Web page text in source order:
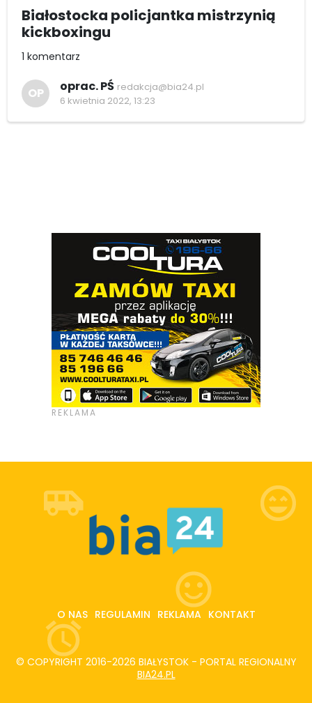
Białostocka policjantka mistrzynią
kickboxingu
1 komentarz
OP oprac. PŚ redakcja@bia24.pl
6 kwietnia 2022, 13:23
O NAS REGULAMIN REKLAMA KONTAKT
© COPYRIGHT 2016-2026 BIAŁYSTOK - PORTAL REGIONALNY
BIA24.PL